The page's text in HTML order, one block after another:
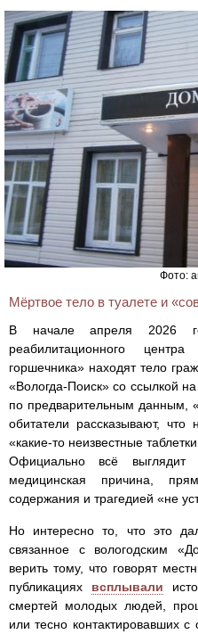
Фото:
Мёртвое тело в туалете и
В начале апреля 2026
реабилитационного
горшечника» находят тело
«Вологда‑Поиск» со ссылкой
по предварительным данным,
обитатели рассказывают, что
«какие‑то неизвестные
Официально всё выглядит
медицинская причина,
содержания и трагедией «не
Но интересно то, что это
связанное с вологодским
верить тому, что говорят
публикациях всплывали
смертей молодых людей,
или тесно контактировавших